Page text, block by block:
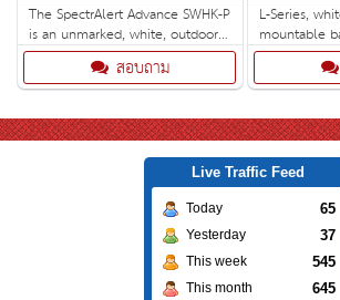
The SpectrAlert Advance SWHK-P
is an unmarked, white, outdoor
strobe with selectable high-
candela strobe settings of 135,
150, 177 and 185 cd. Outdoor
back box included.
สอบถาม
L-Series,
mountable
Live Traffic Feed
Today 65
Yesterday 37
This week 545
This month 645